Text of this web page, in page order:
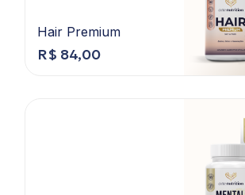
Hair Premium
R$ 84,00